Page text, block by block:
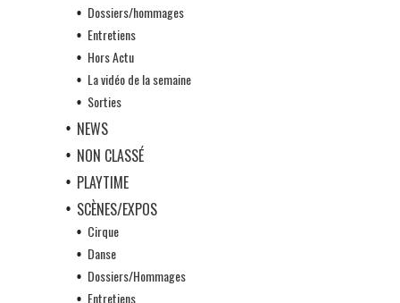
Dossiers/hommages
Entretiens
Hors Actu
La vidéo de la semaine
Sorties
NEWS
NON CLASSÉ
PLAYTIME
SCÈNES/EXPOS
Cirque
Danse
Dossiers/Hommages
Entretiens